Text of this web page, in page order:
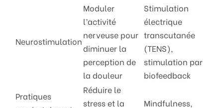
Neurostimulation
Moduler
l’activité
nerveuse pour
diminuer la
perception de
la douleur
Stimulation
électrique
transcutanée
(TENS),
stimulation par
biofeedback
Pratiques
Réduire le
stress et la
Mindfulness,